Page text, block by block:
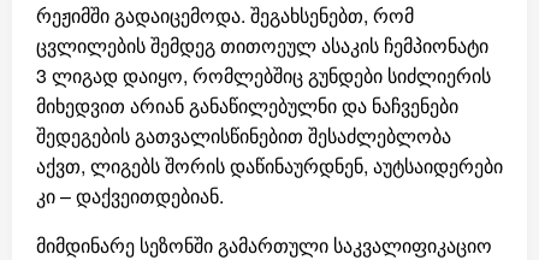
რეჟიმში გადაიცემოდა. შეგახსენებთ, რომ
ცვლილების შემდეგ თითოეულ ასაკის ჩემპიონატი
3 ლიგად დაიყო, რომლებშიც გუნდები სიძლიერის
მიხედვით არიან განაწილებულნი და ნაჩვენები
შედეგების გათვალისწინებით შესაძლებლობა
აქვთ, ლიგებს შორის დაწინაურდნენ, აუტსაიდერები
კი – დაქვეითდებიან.
მიმდინარე სეზონში გამართული საკვალიფიკაციო